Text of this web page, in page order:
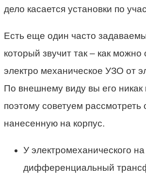
дело касается установки по
Есть еще один часто
который звучит так – как можно
электро механическое УЗО от
По внешнему виду вы его никак
поэтому советуем рассмотреть
нанесенную на корпус.
У электромеханического
дифференциальный